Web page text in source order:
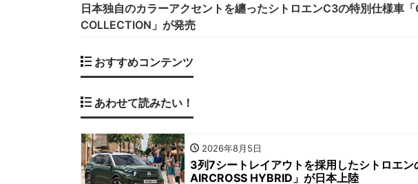
日本独自のカラーアクセントを纏ったシトロエンC3の特別仕様車
COLLECTION」が発売
おすすめコンテンツ
あわせて読みたい！
2026年8月5日
3列7シートレイアウトを採用したシトロエ
AIRCROSS HYBRID」が日本上陸